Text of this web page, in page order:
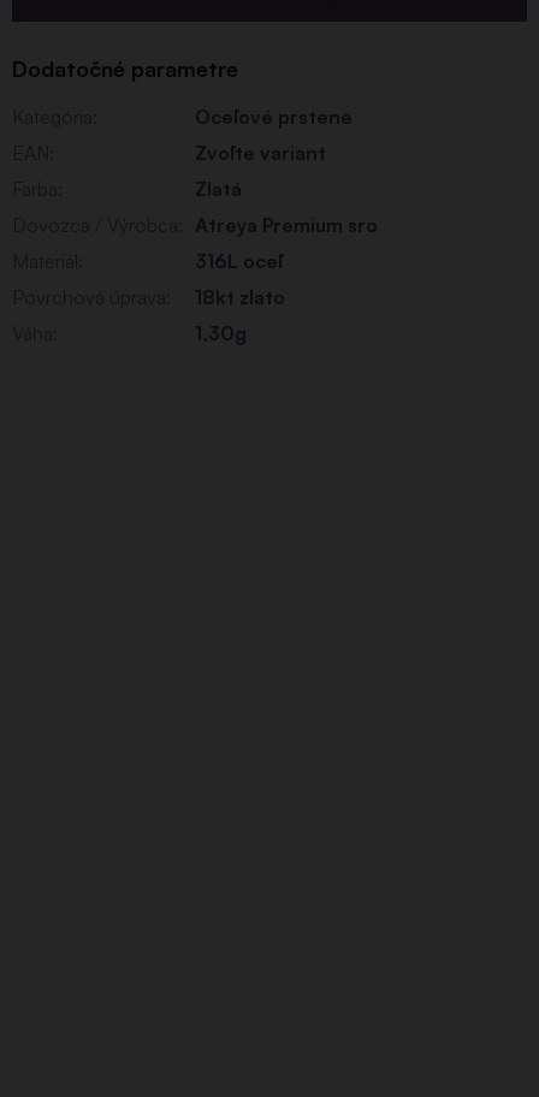
Dodatočné parametre
Oceľové prstene
Zvoľte variant
Zlatá
Atreya Premium sro
316L oceľ
18kt zlato
1,30g